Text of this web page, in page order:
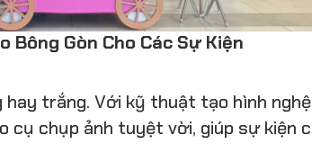
Bông Gòn Cho Các Sự Kiện
hay trắng. Với kỹ thuật tạo hình
cụ chụp ảnh tuyệt vời, giúp sự kiện